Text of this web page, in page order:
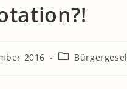
2016
Beitrags-